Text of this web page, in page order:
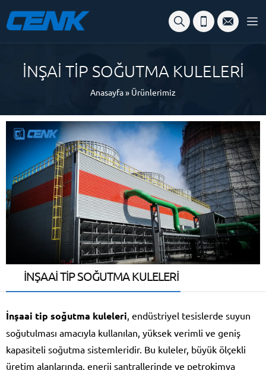
İNŞAİ TİP SOĞUTMA KULELERİ
Anasayfa» Ürünlerimiz
İNŞAAİ TİP SOĞUTMA KULELERİ
İnşaai tip soğutma kuleleri , endüstriyel tesislerde suyun
soğutulması amacıyla kullanılan, yüksek verimli ve geniş
kapasiteli soğutma sistemleridir. Bu kuleler, büyük ölçekli
üretim alanlarında, enerji santrallerinde ve petrokimya